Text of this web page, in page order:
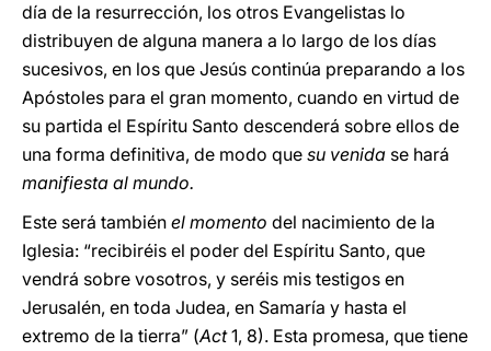
día de la resurrección, los otros Evangelistas lo
distribuyen de alguna manera a lo largo de los días
sucesivos, en los que Jesús continúa preparando a los
Apóstoles para el gran momento, cuando en virtud de
su partida el Espíritu Santo descenderá sobre ellos de
una forma definitiva, de modo que su venida se hará
manifiesta al mundo.
Este será también el momento del nacimiento de la
Iglesia: “recibiréis el poder del Espíritu Santo, que
vendrá sobre vosotros, y seréis mis testigos en
Jerusalén, en toda Judea, en Samaría y hasta el
extremo de la tierra” (Act1, 8). Esta promesa, que tiene